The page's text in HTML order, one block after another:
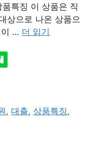
특징 이 상품은 직
상으로 나온 상품으
이 … 더 읽기
,대출, 상품특징 ,